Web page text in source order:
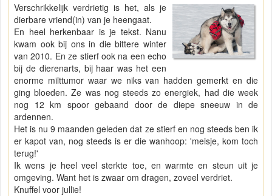
Verschrikkelijk verdrietig is het, als je
dierbare vriend(in) van je heengaat.
En heel herkenbaar is je tekst. Nanu
kwam ook bij ons in die bittere winter
van 2010. En ze stierf ook na een echo
bij de dierenarts, bij haar was het een
enorme milttumor waar we niks van hadden gemerkt en die
ging bloeden. Ze was nog steeds zo energiek, had die week
nog 12 km spoor gebaand door de diepe sneeuw in de
ardennen.
Het is nu 9 maanden geleden dat ze stierf en nog steeds ben ik
er kapot van, nog steeds is er die wanhoop: 'meisje, kom toch
terug!'
Ik wens je heel veel sterkte toe, en warmte en steun uit je
omgeving. Want het is zwaar om dragen, zoveel verdriet.
Knuffel voor jullie!